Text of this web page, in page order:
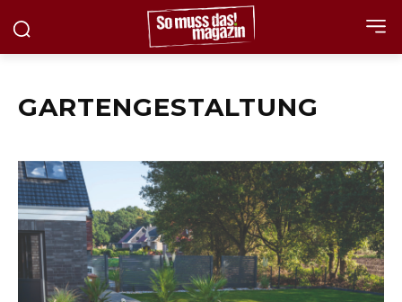
GARTENGESTALTUNG